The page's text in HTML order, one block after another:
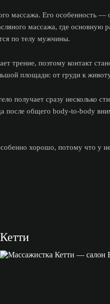
Его особенность —
массажа, где
по телу мужчины.
трение, поэтому контакт
площади: от груди к
получает сразу несколько
после общего body-to-body
хорошо, потому что у
Кетти